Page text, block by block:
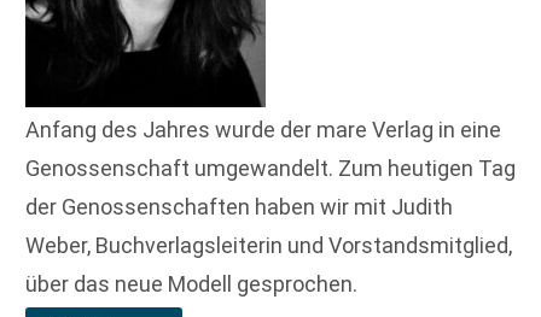
Anfang des Jahres wurde der mare Verlag in eine
Genossenschaft umgewandelt. Zum heutigen Tag
der Genossenschaften haben wir mit Judith
Weber, Buchverlagsleiterin und Vorstandsmitglied,
über das neue Modell gesprochen.